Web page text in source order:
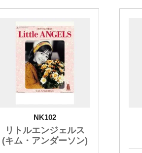
NK102
リトルエンジェルス
(キム・アンダーソン)